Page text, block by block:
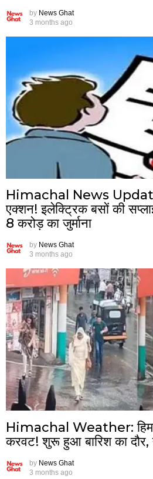
by News Ghat
3 months ago
Himachal News
एक्शन! इलेक्ट्रिक बसों की
8 करोड़ का जुर्माना
by News Ghat
3 months ago
Himachal Weather:
करवट! शुरू हुआ बारिश का दौर,
by News Ghat
3 months ago